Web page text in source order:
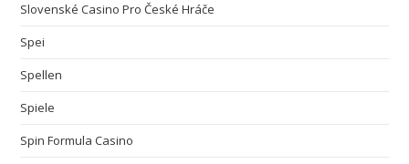
Slovenské Casino Pro České Hráče
Spei
Spellen
Spiele
Spin Formula Casino